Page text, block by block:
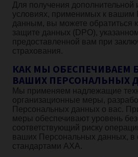
Для получения
условиях, применимых к
данным, вы можете обратиться
защите данных (DPO),
предоставленной вам при
страхования.
КАК МЫ ОБЕСПЕЧИВАЕМ
ВАШИХ ПЕРСОНАЛЬНЫХ
Мы применяем надлежащие
организационные меры,
Персональных данных о вас.
меры обеспечивают уровень
соответствующий риску
ваших Персональных данных, в
стандартами AXA.